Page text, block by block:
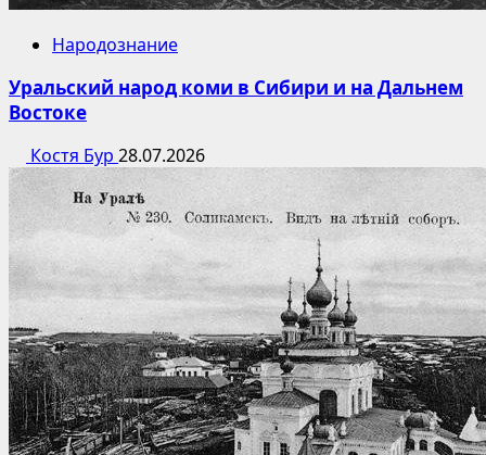
Народознание
Уральский народ коми в Сибири и на Дальнем
Востоке
Костя Бур 28.07.2026